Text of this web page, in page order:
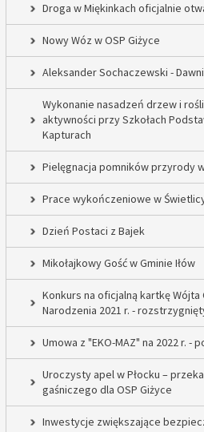
Droga w Miękinkach oficjalnie
Nowy Wóz w OSP Giżyce
Aleksander Sochaczewski -
Wykonanie nasadzeń drzew i
aktywności przy Szkołach
Kapturach
Pielęgnacja pomników przyrody
Prace wykończeniowe w
Dzień Postaci z Bajek
Mikołajkowy Gość w Gminie Iłów
Konkurs na oficjalną kartkę Wójta
Narodzenia 2021 r. -
Umowa z "EKO-MAZ" na 2022 r. -
Uroczysty apel w Płocku –
gaśniczego dla OSP Giżyce
Inwestycje zwiększające